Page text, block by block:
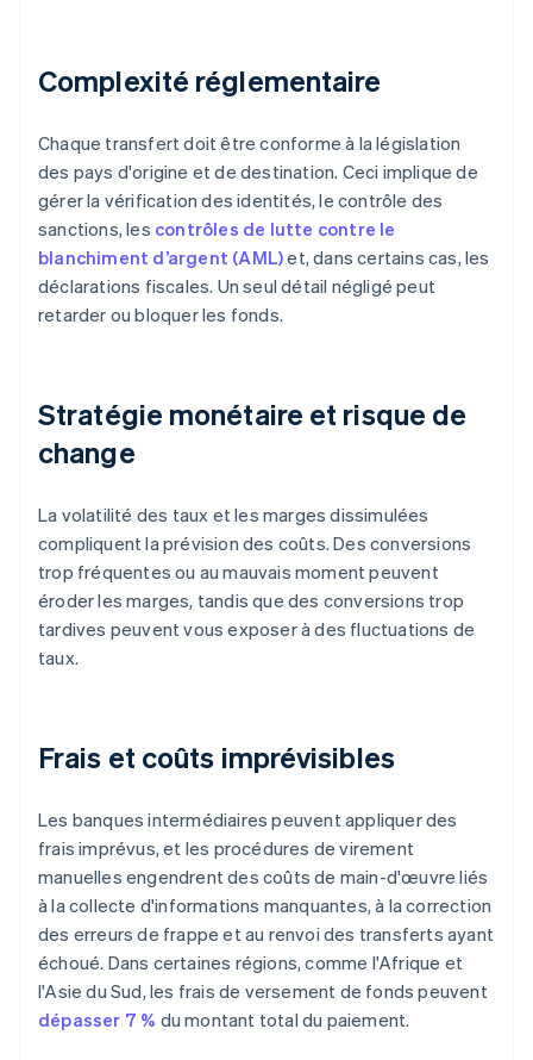
Complexité réglementaire
Chaque transfert doit être conforme à la législation
des pays d'origine et de destination. Ceci implique de
gérer la vérification des identités, le contrôle des
sanctions, les contrôles de lutte contre le
blanchiment d’argent (AML)et, dans certains cas, les
déclarations fiscales. Un seul détail négligé peut
retarder ou bloquer les fonds.
Stratégie monétaire et risque de
change
La volatilité des taux et les marges dissimulées
compliquent la prévision des coûts. Des conversions
trop fréquentes ou au mauvais moment peuvent
éroder les marges, tandis que des conversions trop
tardives peuvent vous exposer à des fluctuations de
taux.
Frais et coûts imprévisibles
Les banques intermédiaires peuvent appliquer des
frais imprévus, et les procédures de virement
manuelles engendrent des coûts de main-d'œuvre liés
à la collecte d'informations manquantes, à la correction
des erreurs de frappe et au renvoi des transferts ayant
échoué. Dans certaines régions, comme l'Afrique et
l'Asie du Sud, les frais de versement de fonds peuvent
dépasser 7 % du montant total du paiement.